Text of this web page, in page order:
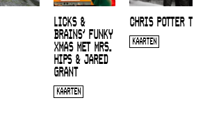
LICKS &
BRAINS’ FUNKY
XMAS MET MRS.
HIPS & JARED
GRANT
KAARTEN
CHRIS POTTER
KAARTEN